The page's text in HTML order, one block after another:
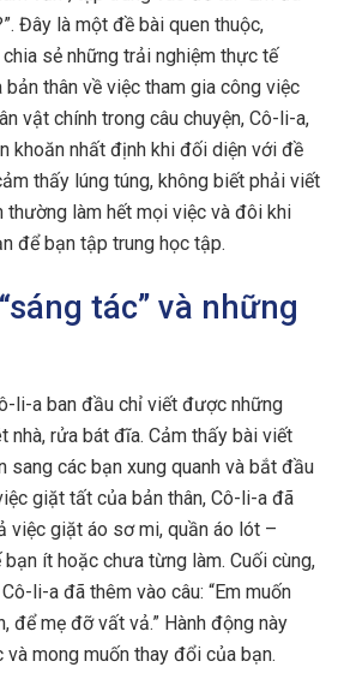
Đây là một đề bài quen thuộc,
sẻ những trải nghiệm thực tế
thân về việc tham gia công việc
vật chính trong câu chuyện, Cô-li-a,
khoăn nhất định khi đối diện với đề
thấy lúng túng, không biết phải viết
thường làm hết mọi việc và đôi khi
để bạn tập trung học tập.
tác” và những
li-a ban đầu chỉ viết được những
nhà, rửa bát đĩa. Cảm thấy bài viết
sang các bạn xung quanh và bắt đầu
giặt tất của bản thân, Cô-li-a đã
việc giặt áo sơ mi, quần áo lót –
ít hoặc chưa từng làm. Cuối cùng,
li-a đã thêm vào câu: “Em muốn
để mẹ đỡ vất vả.” Hành động này
mong muốn thay đổi của bạn.